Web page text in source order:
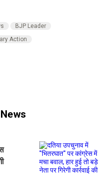
BJP Leader
Action